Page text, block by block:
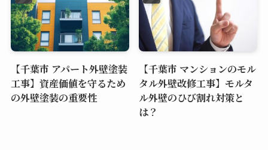
【千葉市 アパート外壁塗装
工事】資産価値を守るため
の外壁塗装の重要性
【千葉市 マンションのモル
タル外壁改修工事】モルタ
ル外壁のひび割れ対策と
は？